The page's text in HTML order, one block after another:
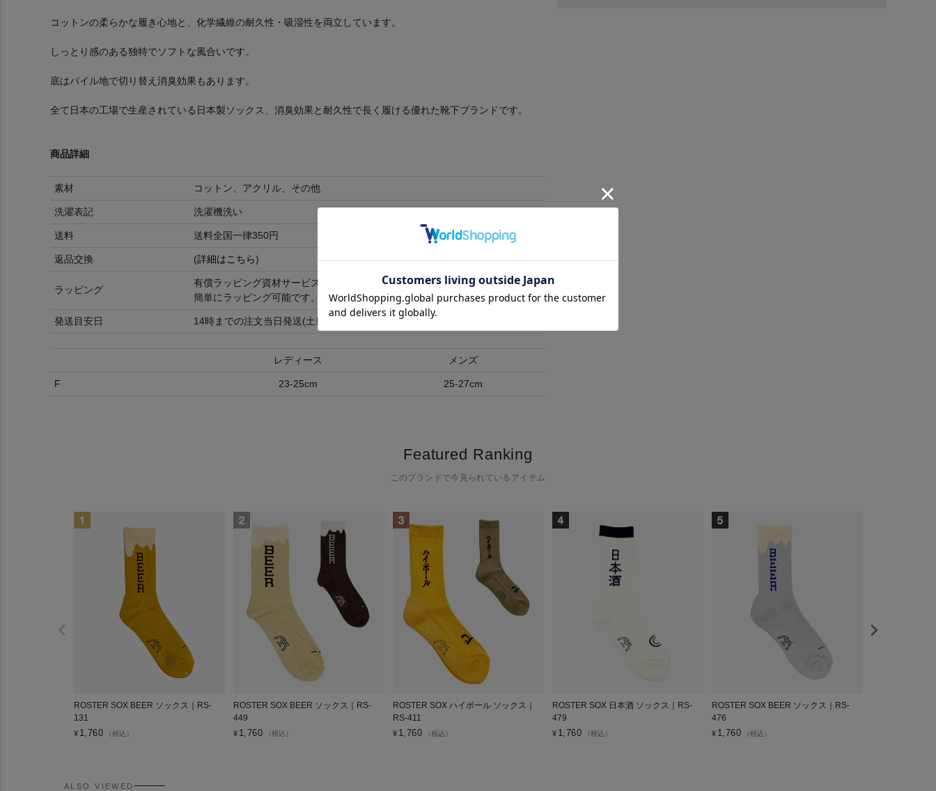
コットンの柔らかな履き心地と、化学繊維の耐久性・吸湿性を両立しています。
しっとり感のある独特でソフトな風合いです。
底はパイル地で切り替え消臭効果もあります。
全て日本の工場で生産されている日本製ソックス、消臭効果と耐久性で長く履ける優れた靴下ブランドです。
商品詳細
素材 コットン、アクリル、その他
洗濯表記 洗濯機洗い
送料 送料全国一律350円
返品交換 (詳細はこちら)
ラッピング
有償ラッピング資材サービスをご利用ください。 ご自身で巾着に商品を入れて
簡単にラッピング可能です。
発送目安日 14時までの注文当日発送(土日祝除く)
レディース メンズ
F 23-25cm 25-27cm
Featured Ranking
このブランドで今見られているアイテム
ROSTER SOX BEER ソックス｜RS-
131
¥ 1,760 （税込）
ROSTER SOX BEER ソックス｜RS-
449
¥ 1,760 （税込）
ROSTER SOX ハイボール ソックス｜
RS-411
¥ 1,760 （税込）
ROSTER SOX 日本酒 ソックス｜RS-
479
¥ 1,760 （税込）
ROSTER SOX BEER ソックス｜RS-
476
¥ 1,760 （税込）
ALSO VIEWED